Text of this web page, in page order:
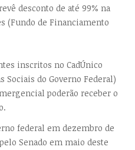
desconto de até 99% na
(Fundo de Financiamento
inscritos no CadÚnico
Sociais do Governo Federal)
poderão receber o
federal em dezembro de
Senado em maio deste